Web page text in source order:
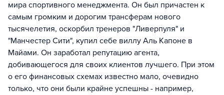
мира спортивного менеджмента. Он был причастен к
самым громким и дорогим трансферам нового
тысячелетия, оскорбил тренеров "Ливерпуля" и
"Манчестер Сити", купил себе виллу Аль Капоне в
Майами. Он заработал репутацию агента,
добивающегося для своих клиентов лучшего. При этом
о его финансовых схемах известно мало, очевидно
только, что они были крайне успешны - например,